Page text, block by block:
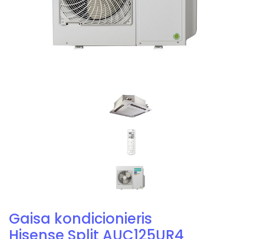
Gaisa kondicionieris